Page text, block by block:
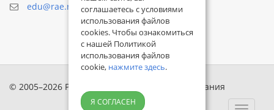
edu@rae.ru
© 2005–2026 Российская академия естествознания
соглашаетесь с условиями
использования файлов
cookies. Чтобы ознакомиться
с нашей Политикой
использования файлов
cookie, нажмите здесь.
Я СОГЛАСЕН